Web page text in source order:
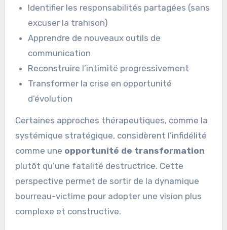
Identifier les responsabilités partagées (sans
excuser la trahison)
Apprendre de nouveaux outils de
communication
Reconstruire l’intimité progressivement
Transformer la crise en opportunité
d’évolution
Certaines approches thérapeutiques, comme la
systémique stratégique, considèrent l’infidélité
comme une opportunité de transformation
plutôt qu’une fatalité destructrice. Cette
perspective permet de sortir de la dynamique
bourreau-victime pour adopter une vision plus
complexe et constructive.